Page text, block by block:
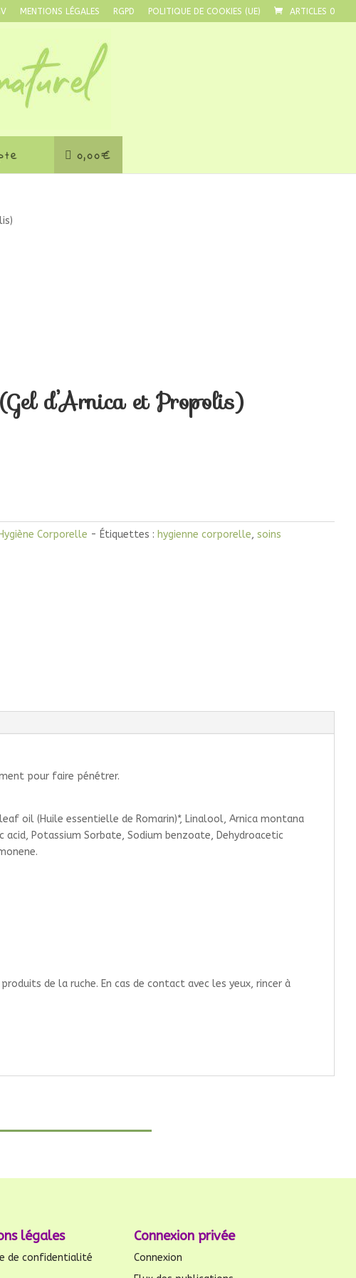
MENTIONS LÉGALES RGPD POLITIQUE DE COOKIES (UE) ARTICLES 0
0,00€
d’Arnica et Propolis)
Corporelle Étiquettes : hygienne corporelle, soins
pour faire pénétrer.
oil (Huile essentielle de Romarin)*, Linalool, Arnica montana
Potassium Sorbate, Sodium benzoate, Dehydroacetic
de la ruche. En cas de contact avec les yeux, rincer à
légales
de confidentialité
Connexion privée
Connexion